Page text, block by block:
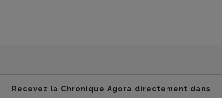
Recevez la Chronique Agora directement dans